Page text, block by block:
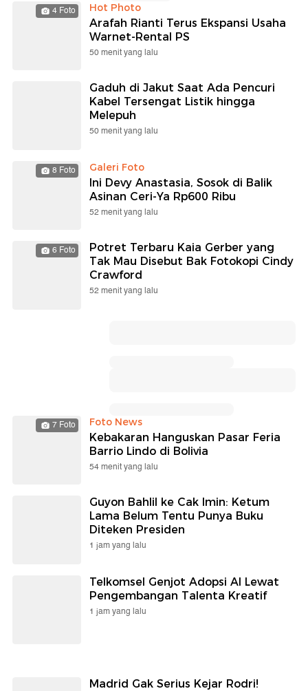
4 Foto Hot Photo
Arafah Rianti Terus Ekspansi Usaha
Warnet-Rental PS
50 menit yang lalu
Gaduh di Jakut Saat Ada Pencuri
Kabel Tersengat Listik hingga
Melepuh
50 menit yang lalu
8 Foto Galeri Foto
Ini Devy Anastasia, Sosok di Balik
Asinan Ceri-Ya Rp600 Ribu
52 menit yang lalu
6 Foto
Potret Terbaru Kaia Gerber yang
Tak Mau Disebut Bak Fotokopi Cindy
Crawford
52 menit yang lalu
7 Foto Foto News
Kebakaran Hanguskan Pasar Feria
Barrio Lindo di Bolivia
54 menit yang lalu
Guyon Bahlil ke Cak Imin: Ketum
Lama Belum Tentu Punya Buku
Diteken Presiden
1 jam yang lalu
Telkomsel Genjot Adopsi AI Lewat
Pengembangan Talenta Kreatif
1 jam yang lalu
Madrid Gak Serius Kejar Rodri!